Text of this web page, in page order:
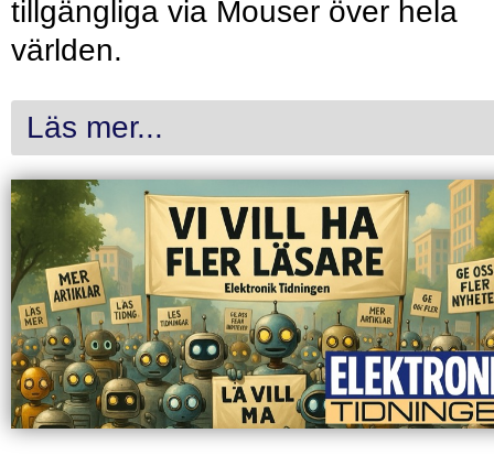
tillgängliga via Mouser över hela
världen.
Läs mer...